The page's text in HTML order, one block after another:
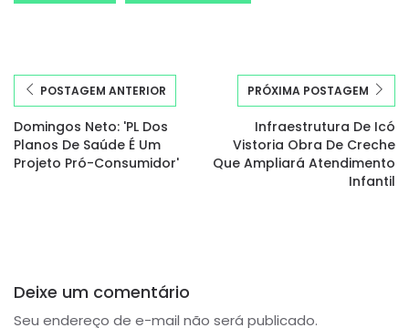
POSTAGEM ANTERIOR
Domingos Neto: 'PL Dos
Planos De Saúde É Um
Projeto Pró-Consumidor'
PRÓXIMA POSTAGEM
Infraestrutura De Icó
Vistoria Obra De Creche
Que Ampliará Atendimento
Infantil
Deixe um comentário
Seu endereço de e-mail não será publicado.